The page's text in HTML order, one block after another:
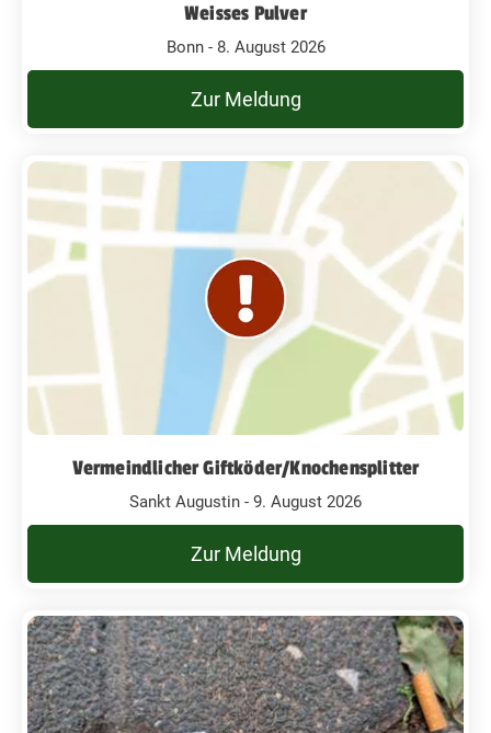
Weisses Pulver
Bonn - 8. August 2026
Zur Meldung
Vermeindlicher Giftköder/Knochensplitter
Sankt Augustin - 9. August 2026
Zur Meldung